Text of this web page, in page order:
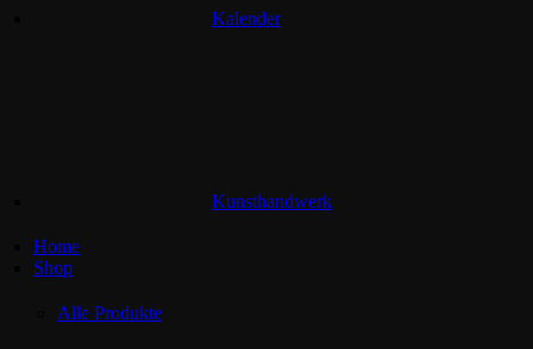
Kalender
Kunsthandwerk
Home
Shop
Alle Produkte